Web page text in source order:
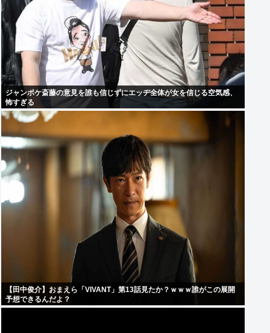
ジャンポケ斎藤の意見を誰も信じずにエッヂ全体が女を信じる空気感、
怖すぎる
【田中俊介】おまえら「VIVANT」第13話見たか？ｗｗｗ誰がこの展開
予想できるんだよ？